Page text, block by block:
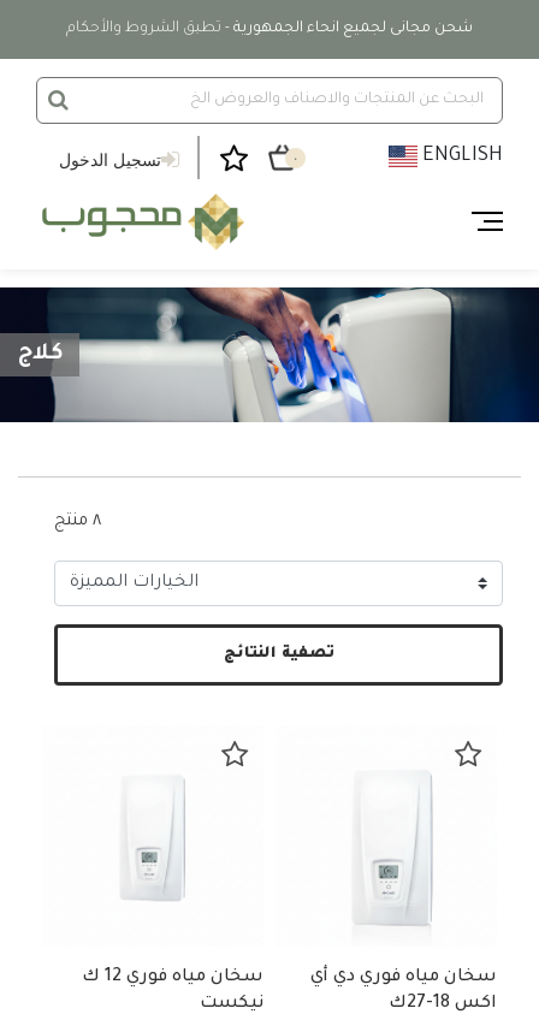
شحن مجانى لجميع انحاء الجمهورية - تطبق الشروط والأحكام
تسجيل الدخول ٠ ENGLISH
كلاج
٨ منتج
تصفية النتائج
سخان مياه فوري دي أي
اكس 18-27ك
سخان مياه فوري 12 ك
نيكست